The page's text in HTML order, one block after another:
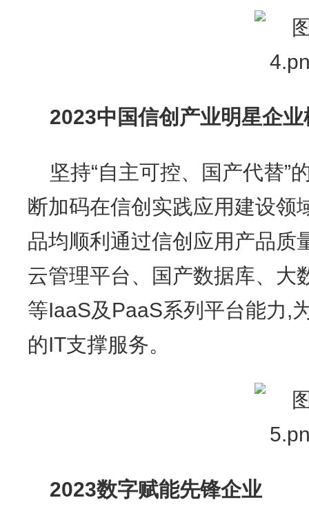
2023中国信创产业明星企业
坚持“自主可控、国产代替”
断加码在信创实践应用建设领
品均顺利通过信创应用产品质
云管理平台、国产数据库、大
等IaaS及PaaS系列平台能力,
的IT支撑服务。
2023数字赋能先锋企业